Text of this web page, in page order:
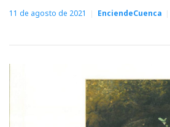
11 de agosto de 2021 EnciendeCuenca